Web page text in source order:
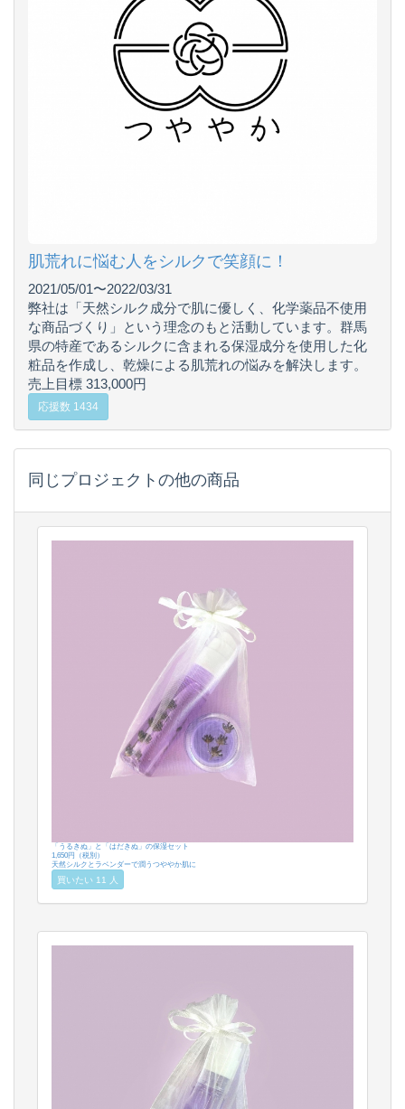
肌荒れに悩む人をシルクで笑顔に！
2021/05/01〜2022/03/31
弊社は「天然シルク成分で肌に優しく、化学薬品不使用
な商品づくり」という理念のもと活動しています。群馬
県の特産であるシルクに含まれる保湿成分を使用した化
粧品を作成し、乾燥による肌荒れの悩みを解決します。
売上目標 313,000円
応援数 1434
同じプロジェクトの他の商品
「うるきぬ」と「はだきぬ」の保湿セット
1,650円（税別）
天然シルクとラベンダーで潤うつややか肌に
買いたい 11 人